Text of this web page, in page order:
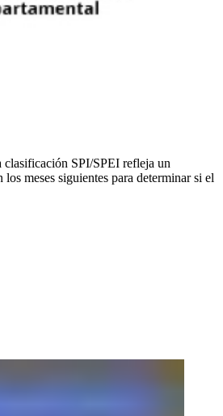
clasificación SPI/SPEI refleja un
meses siguientes para determinar si el